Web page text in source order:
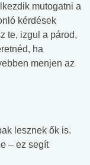
mutogatni a
kérdések
te, izgul a párod,
ha
menjen az
lesznek ők is.
– ez segít